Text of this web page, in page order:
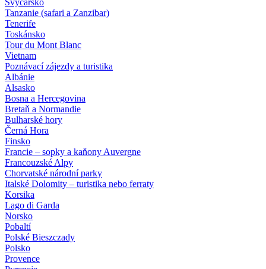
Švýcarsko
Tanzanie (safari a Zanzibar)
Tenerife
Toskánsko
Tour du Mont Blanc
Vietnam
Poznávací zájezdy a turistika
Albánie
Alsasko
Bosna a Hercegovina
Bretaň a Normandie
Bulharské hory
Černá Hora
Finsko
Francie – sopky a kaňony Auvergne
Francouzské Alpy
Chorvatské národní parky
Italské Dolomity – turistika nebo ferraty
Korsika
Lago di Garda
Norsko
Pobaltí
Polské Bieszczady
Polsko
Provence